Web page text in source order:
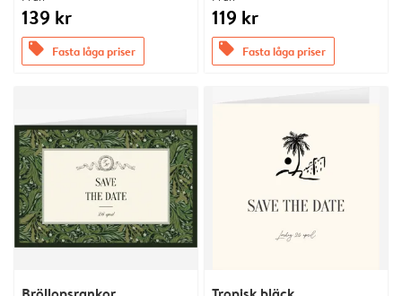
139 kr
offers Fasta låga priser
119 kr
offers Fasta låga priser